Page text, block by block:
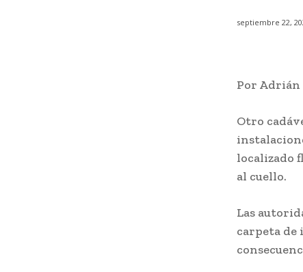
septiembre 22,
Por Adrián
Otro
localizado
al cuello.
Las
carpeta de